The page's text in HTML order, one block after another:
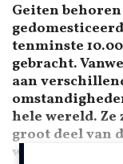
Geiten
tenminste
gebracht.
aan
hele wereld.
groot deel van
wereldbevolking.